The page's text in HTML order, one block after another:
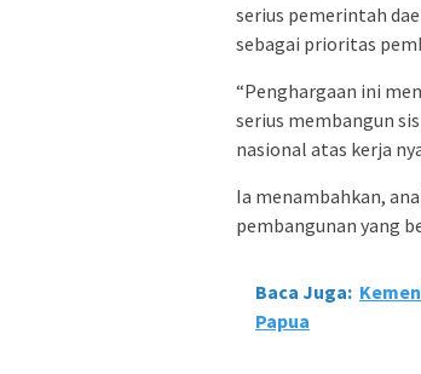
serius pemerintah
sebagai prioritas
“Penghargaan ini
serius membangun
nasional atas kerja
Ia menambahkan,
pembangunan yang
Baca Juga:
Papua